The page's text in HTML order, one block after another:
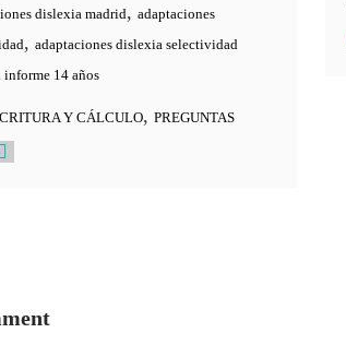
dislexia madrid, adaptaciones
, adaptaciones dislexia selectividad
14 años
Y CÁLCULO, PREGUNTAS